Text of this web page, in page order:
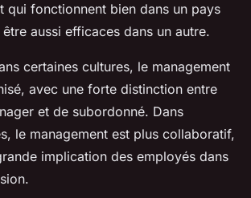
qui fonctionnent bien dans un pays
aussi efficaces dans un autre.
certaines cultures, le management
avec une forte distinction entre
et de subordonné. Dans
le management est plus collaboratif,
implication des employés dans